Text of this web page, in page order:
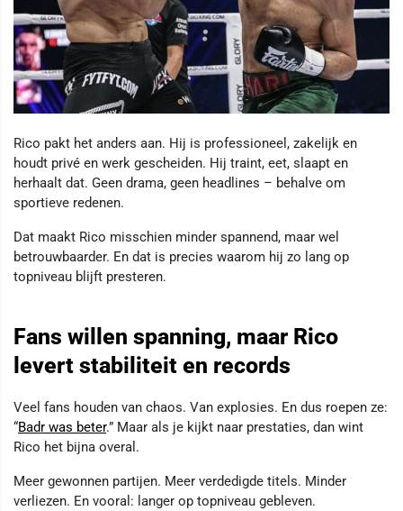
Rico pakt het anders aan. Hij is professioneel, zakelijk en
houdt privé en werk gescheiden. Hij traint, eet, slaapt en
herhaalt dat. Geen drama, geen headlines – behalve om
sportieve redenen.
Dat maakt Rico misschien minder spannend, maar wel
betrouwbaarder. En dat is precies waarom hij zo lang op
topniveau blijft presteren.
Fans willen spanning, maar Rico
levert stabiliteit en records
Veel fans houden van chaos. Van explosies. En dus roepen ze:
“Badr was beter.” Maar als je kijkt naar prestaties, dan wint
Rico het bijna overal.
Meer gewonnen partijen. Meer verdedigde titels. Minder
verliezen. En vooral: langer op topniveau gebleven.